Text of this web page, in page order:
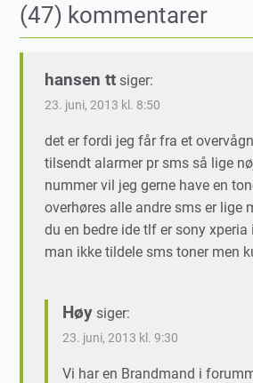
(47) kommentarer
hansen tt siger:
23. juni, 2013 kl. 8:50
det er fordi jeg får fra et
tilsendt alarmer pr sms så lige
nummer vil jeg gerne have en
overhøres alle andre sms er lige
du en bedre ide tlf er sony
man ikke tildele sms toner men
Høy siger:
23. juni, 2013 kl. 9:30
Vi har en Brandmand i